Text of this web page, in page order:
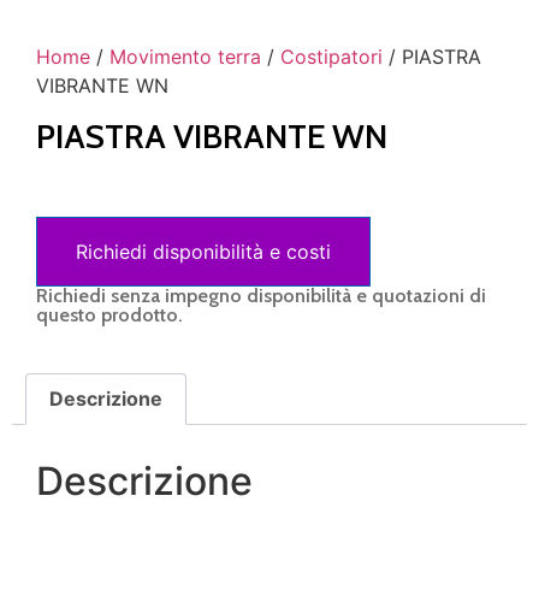
Home / Movimento terra / Costipatori / PIASTRA
VIBRANTE WN
PIASTRA VIBRANTE WN
Richiedi disponibilità e costi
Richiedi senza impegno disponibilità e quotazioni di
questo prodotto.
Descrizione
Descrizione